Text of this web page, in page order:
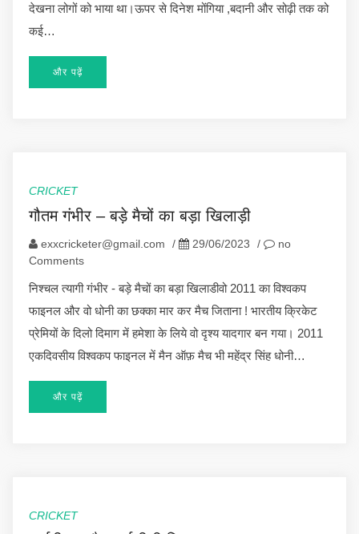
देखना लोगों को भाया था।ऊपर से दिनेश मोंगिया ,बदानी और सोढ़ी तक को
कई…
और पढ़ें
CRICKET
गौतम गंभीर – बड़े मैचों का बड़ा खिलाड़ी
exxcricketer@gmail.com / 29/06/2023 /
no
Comments
निश्चल त्यागी गंभीर - बड़े मैचों का बड़ा खिलाडीवो 2011 का विश्वकप
फाइनल और वो धोनी का छक्का मार कर मैच जिताना ! भारतीय क्रिकेट
प्रेमियों के दिलो दिमाग में हमेशा के लिये वो दृश्य यादगार बन गया। 2011
एकदिवसीय विश्वकप फाइनल में मैन ऑफ़ मैच भी महेंद्र सिंह धोनी…
और पढ़ें
CRICKET